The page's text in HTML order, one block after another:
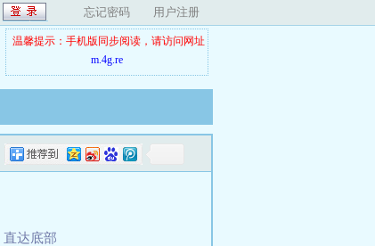
忘记密码 用户注册
温馨提示：手机版同步阅读，请访问网址
m.4g.re
直达底部